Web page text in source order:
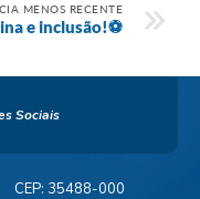
MENOS RECENTE
e inclusão!⚽
Sociais
CEP: 35488-000